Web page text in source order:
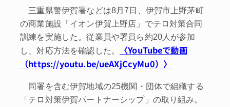
三重県警伊賀署などは8月7日、伊賀市上野茅町
の商業施設「イオン伊賀上野店」でテロ対策合同
訓練を実施した。従業員や署員ら約20人が参加
し、対応方法を確認した。
〈YouTubeで動画
（https://youtu.be/ueAXjCcyMu0）〉
同署を含む伊賀地域の25機関・団体で組織する
「テロ対策伊賀パートナーシップ」の取り組み。